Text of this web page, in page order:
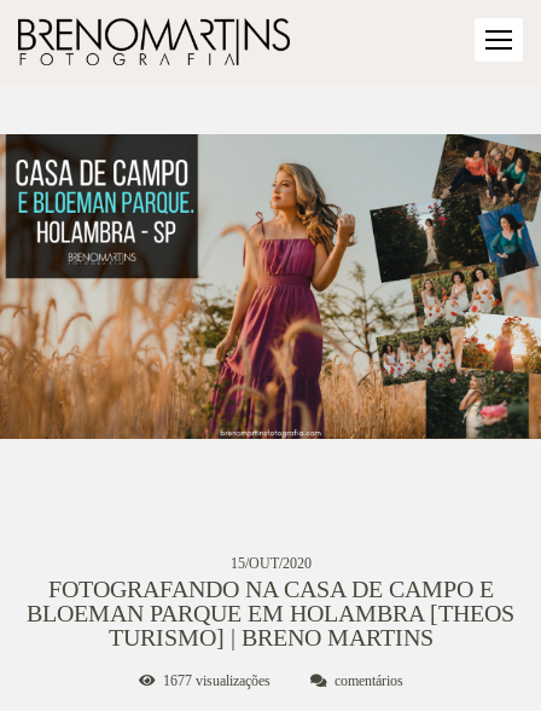
15/OUT/2020
FOTOGRAFANDO NA CASA DE CAMPO E
BLOEMAN PARQUE EM HOLAMBRA [THEOS
TURISMO] | BRENO MARTINS
1677visualizações comentários